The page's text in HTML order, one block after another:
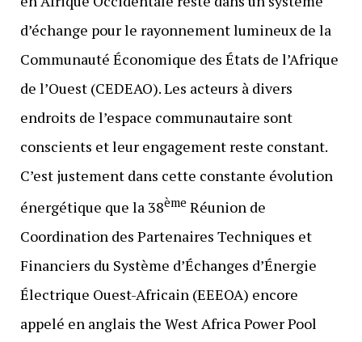
d’échange pour le rayonnement lumineux de la
Communauté Économique des États de l’Afrique
de l’Ouest (CEDEAO). Les acteurs à divers
endroits de l’espace communautaire sont
conscients et leur engagement reste constant.
C’est justement dans cette constante évolution
énergétique que la 38ème Réunion de
Coordination des Partenaires Techniques et
Financiers du Système d’Échanges d’Énergie
Électrique Ouest-Africain (EEEOA) encore
appelé en anglais the West Africa Power Pool